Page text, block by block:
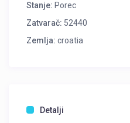
Stanje: Porec
Zatvarač: 52440
Zemlja: croatia
Detalji